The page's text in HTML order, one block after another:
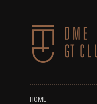
contenido
HOME